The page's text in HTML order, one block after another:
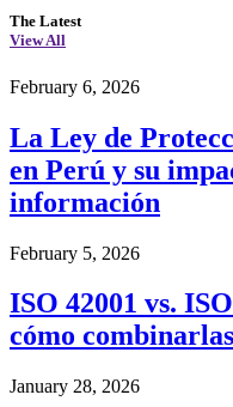
The Latest
View All
February 6, 2026
La Ley de
en Perú y su
información
February 5, 2026
ISO 42001 vs.
cómo combinarlas
January 28, 2026